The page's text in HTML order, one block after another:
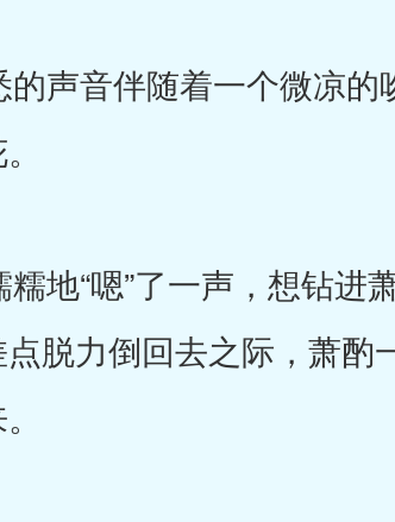
声音伴随着一个微凉的
地“嗯”了一声，想钻进
脱力倒回去之际，萧酌